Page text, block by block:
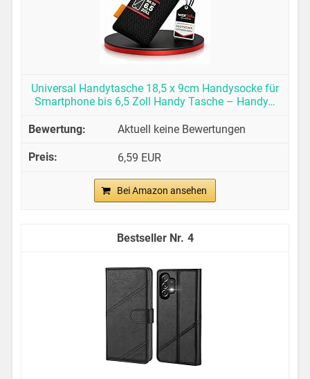
Universal Handytasche 18,5 x 9cm Handysocke für
Smartphone bis 6,5 Zoll Handy Tasche – Handy…
Aktuell keine Bewertungen
6,59 EUR
Bei Amazon ansehen
4